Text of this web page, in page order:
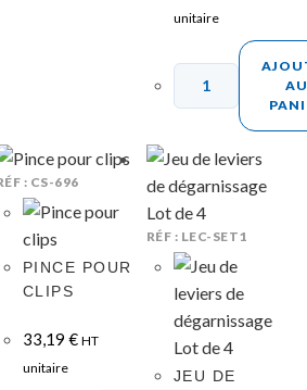
unitaire
AU
: CS-696
PINCE POUR
CLIPS
33,19 € HT
unitaire
RÉF : LEC-SET1
JEU DE